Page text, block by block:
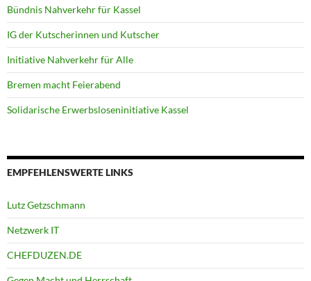
Bündnis Nahverkehr für Kassel
IG der Kutscherinnen und Kutscher
Initiative Nahverkehr für Alle
Bremen macht Feierabend
Solidarische Erwerbsloseninitiative Kassel
EMPFEHLENSWERTE LINKS
Lutz Getzschmann
Netzwerk IT
CHEFDUZEN.DE